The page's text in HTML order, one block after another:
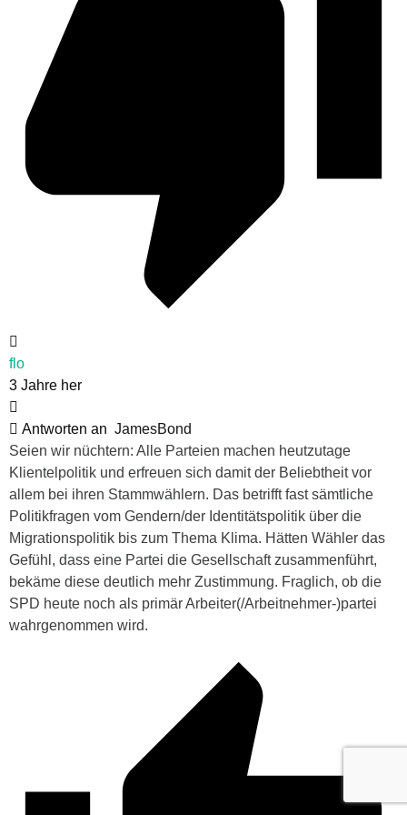
flo
3 Jahre her
Antworten an JamesBond
Seien wir nüchtern: Alle Parteien machen heutzutage
Klientelpolitik und erfreuen sich damit der Beliebtheit vor
allem bei ihren Stammwählern. Das betrifft fast sämtliche
Politikfragen vom Gendern/der Identitätspolitik über die
Migrationspolitik bis zum Thema Klima. Hätten Wähler das
Gefühl, dass eine Partei die Gesellschaft zusammenführt,
bekäme diese deutlich mehr Zustimmung. Fraglich, ob die
SPD heute noch als primär Arbeiter(/Arbeitnehmer-)partei
wahrgenommen wird.